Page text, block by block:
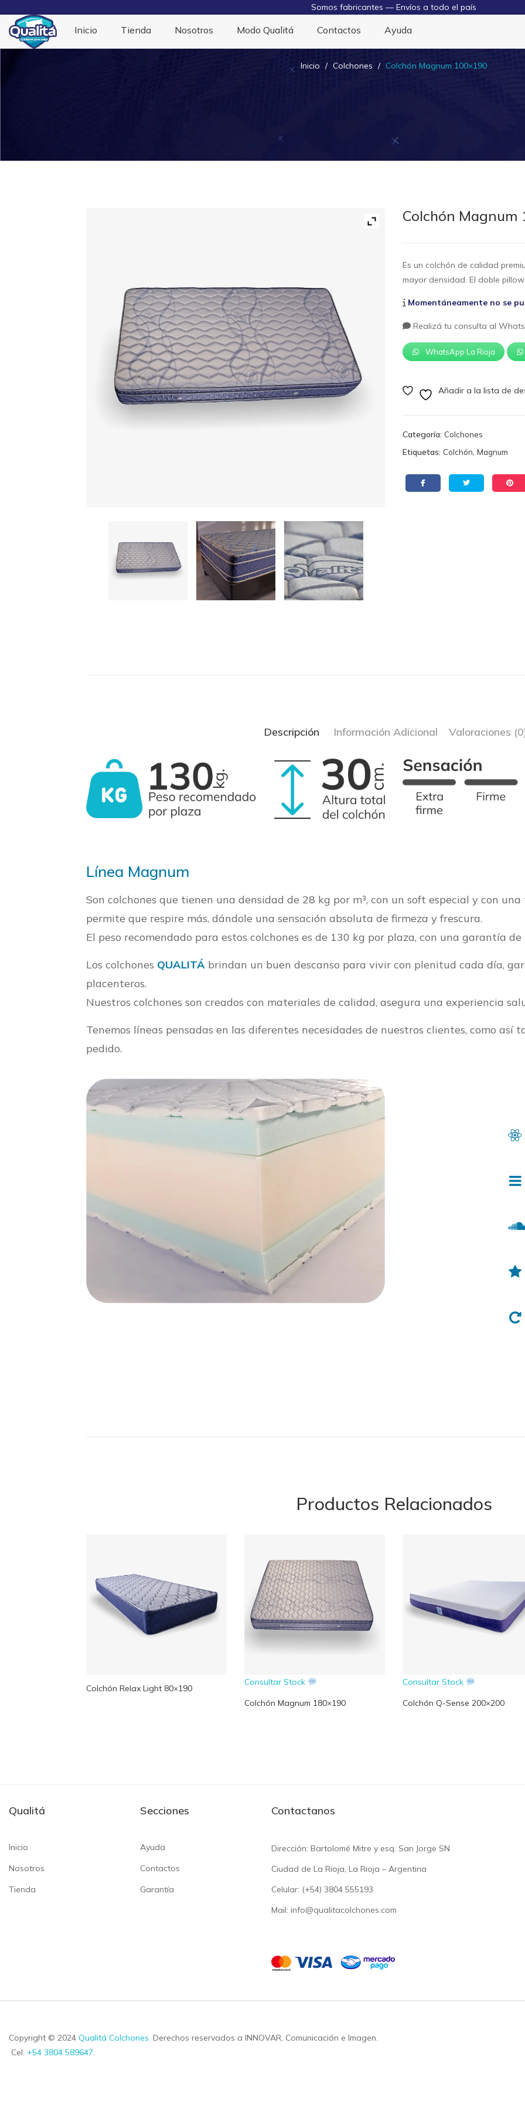
Somos fabricantes — Envíos a todo el país
Inicio Tienda Nosotros Modo Qualitá Contactos Ayuda
Inicio Tienda
Inicio / Colchones / Colchón Magnum 100×190
Colchón Magnum
Es un colchón de calidad
mayor densidad. El doble
Momentáneamente no se
Realizá tu consulta al
WhatsApp La Rioja
Añadir a la lista de
Categoría: Colchones
Etiquetas: Colchón, Magnum
Descripción Información Adicional Valoraciones
Línea Magnum
Son colchones que tienen una densidad de 28 kg por m³, con un soft especial y con
permite que respire más, dándole una sensación absoluta de firmeza y frescura.
El peso recomendado para estos colchones es de 130 kg por plaza, con una garantía de
Los colchones QUALITÁ brindan un buen descanso para vivir con plenitud cada día,
placenteros.
Nuestros colchones son creados con materiales de calidad, asegura una experiencia
Tenemos líneas pensadas en las diferentes necesidades de nuestros clientes, como así
pedido.
Productos Relacionados
Colchón Relax Light 80×190
Consultar Stock
Colchón Magnum 180×190
Consultar Stock
Colchón Q-Sense 200×200
Qualitá
Inicio
Nosotros
Tienda
Secciones
Ayuda
Contactos
Garantía
Contactanos
Dirección: Bartolomé Mitre y esq. San Jorge SN
Ciudad de La Rioja, La Rioja – Argentina
Celular: (+54) 3804 555193
Mail: info@qualitacolchones.com
Copyright © 2024 Qualitá Colchones. Derechos reservados a INNOVAR, Comunicación e Imagen.
Cel. +54 3804 589647.